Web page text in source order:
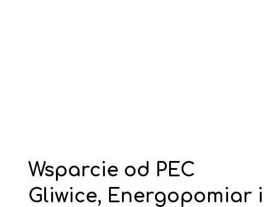
Wsparcie od PEC
Gliwice, Energopomiar i